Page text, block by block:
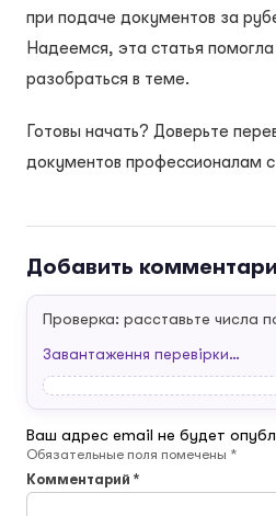
при подаче документов за
Надеемся, эта статья
разобраться в теме.
Готовы начать? Доверьте
документов профессионалам
Добавить
Ваш адрес email не будет
Обязательные поля помечены *
Комментарий *
Проверка: расставьте числа
Завантаження перевірки…